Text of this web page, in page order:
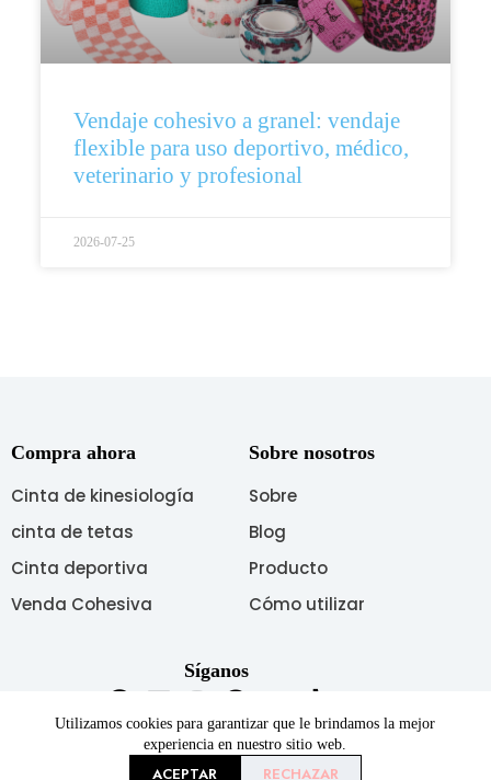
Utilizamos cookies para garantizar que le brindamos la mejor
experiencia en nuestro sitio web.
ACEPTAR RECHAZAR
Vendaje cohesivo a granel: vendaje
flexible para uso deportivo, médico,
veterinario y profesional
2026-07-25
Compra ahora
Cinta de kinesiología
cinta de tetas
Cinta deportiva
Venda Cohesiva
Sobre nosotros
Sobre
Blog
Producto
Cómo utilizar
Síganos
Copyright © 2026 AUPCON Todos los derechos